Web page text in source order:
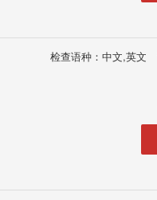
检查语种：中文,英文